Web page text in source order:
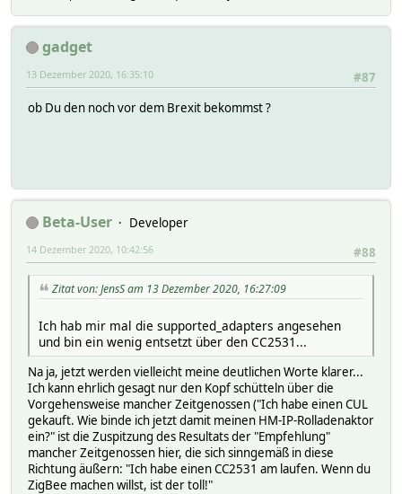
gadget
#87
13 Dezember 2020, 16:35:10
ob Du den noch vor dem Brexit bekommst ?
Beta-User
Developer
#88
14 Dezember 2020, 10:42:56
Zitat von: JensS am 13 Dezember 2020, 16:27:09
Ich hab mir mal die supported_adapters angesehen
und bin ein wenig entsetzt über den CC2531...
Na ja, jetzt werden vielleicht meine deutlichen Worte klarer...
Ich kann ehrlich gesagt nur den Kopf schütteln über die
Vorgehensweise mancher Zeitgenossen ("Ich habe einen CUL
gekauft. Wie binde ich jetzt damit meinen HM-IP-Rolladenaktor
ein?" ist die Zuspitzung des Resultats der "Empfehlung"
mancher Zeitgenossen hier, die sich sinngemäß in diese
Richtung äußern: "Ich habe einen CC2531 am laufen. Wenn du
ZigBee machen willst, ist der toll!"